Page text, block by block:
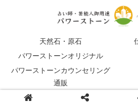
天然石・原石
パワーストーンオリジナル
パワーストーンカウンセリング
通販
© 2015-2026 占い師・芸能人御用達